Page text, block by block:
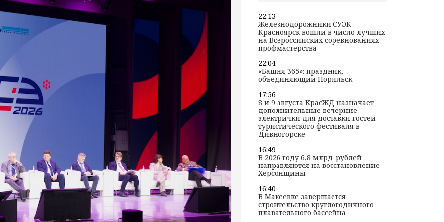
22:13
Железнодорожники СУЭК-
Красноярск вошли в число лучших
на Всероссийских соревнованиях
профмастерства
22:04
«Башня 365»: праздник,
объединяющий Норильск
17:56
8 и 9 августа КрасЖД назначает
дополнительные вечерние
электрички для доставки гостей
туристического фестиваля в
Дивногорске
16:49
В 2026 году 6,8 млрд. рублей
направляются на восстановление
Херсонщины
16:40
В Макеевке завершается
строительство круглогодичного
плавательного бассейна